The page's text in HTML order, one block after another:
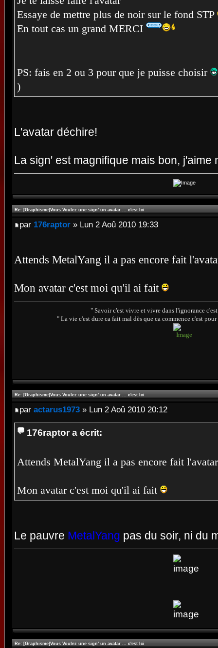
Essaye de mettre plus de noir sur le fond STP
En tout cas un grand MERCI
PS: fais en 2 ou 3 pour que je puisse choisir
)
L'avatar déchire!
La sign' est magnifique mais bon, j'aime
Re: [Graphisme]Vous Voulez une sign' un avatar ... c'est Ici
par 176raptor » Lun 2 Aoû 2010 19:33
Attends MetalYang il a pas encore fait
Mon avatar c'est moi qu'il ai fait
" Savoir c'est vivre et vivre dans l'ignorance
" La vie c'est dure ca fait mal dès que ca commence c'est
Re: [Graphisme]Vous Voulez une sign' un avatar ... c'est Ici
par actarus1973 » Lun 2 Aoû 2010 20:12
176raptor a écrit:
Attends MetalYang il a pas encore fait
Mon avatar c'est moi qu'il ai fait
Le pauvre MetalYang pas du soir, ni du
Re: [Graphisme]Vous Voulez une sign' un avatar ... c'est Ici